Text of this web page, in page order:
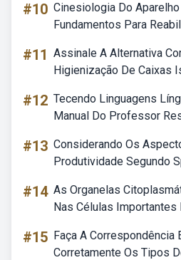
#10 Cinesiologia Do
Fundamentos Para
#11 Assinale A Alternativa
Higienização De Caixas
#12 Tecendo Linguagens
Manual Do Professor
#13 Considerando Os
Produtividade Segundo
#14 As Organelas
Nas Células Importantes
#15 Faça A Correspondência
Corretamente Os Tipos